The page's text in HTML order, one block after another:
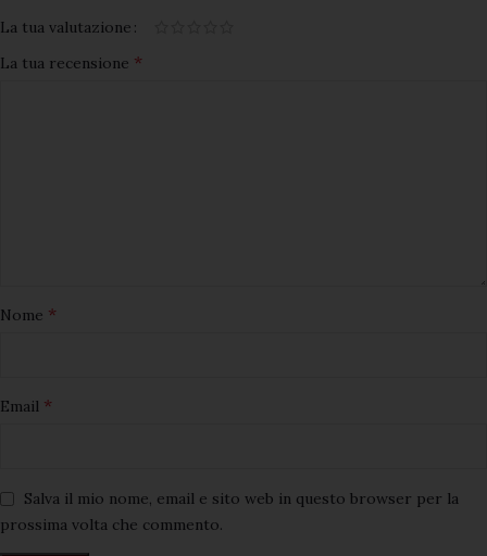
La tua valutazione
La tua recensione *
Nome *
Email *
Salva il mio nome, email e sito web in questo browser per la
prossima volta che commento.